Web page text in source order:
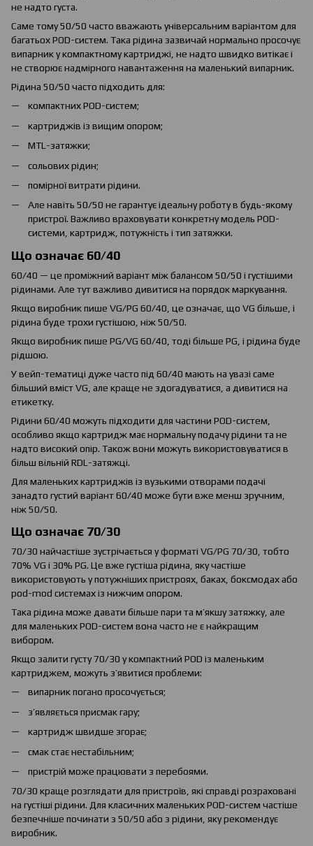
не надто густа.
Саме тому 50/50 часто вважають універсальним варіантом для
багатьох POD-систем. Така рідина зазвичай нормально просочує
випарник у компактному картриджі, не надто швидко витікає і
не створює надмірного навантаження на маленький випарник.
Рідина 50/50 часто підходить для:
компактних POD-систем;
картриджів із вищим опором;
MTL-затяжки;
сольових рідин;
помірної витрати рідини.
Але навіть 50/50 не гарантує ідеальну роботу в будь-якому
пристрої. Важливо враховувати конкретну модель POD-
системи, картридж, потужність і тип затяжки.
Що означає 60/40
60/40 — це проміжний варіант між балансом 50/50 і густішими
рідинами. Але тут важливо дивитися на порядок маркування.
Якщо виробник пише VG/PG 60/40, це означає, що VG більше, і
рідина буде трохи густішою, ніж 50/50.
Якщо виробник пише PG/VG 60/40, тоді більше PG, і рідина буде
рідшою.
У вейп-тематиці дуже часто під 60/40 мають на увазі саме
більший вміст VG, але краще не здогадуватися, а дивитися на
етикетку.
Рідини 60/40 можуть підходити для частини POD-систем,
особливо якщо картридж має нормальну подачу рідини та не
надто високий опір. Також вони можуть використовуватися в
більш вільній RDL-затяжці.
Для маленьких картриджів із вузькими отворами подачі
занадто густий варіант 60/40 може бути вже менш зручним,
ніж 50/50.
Що означає 70/30
70/30 найчастіше зустрічається у форматі VG/PG 70/30, тобто
70% VG і 30% PG. Це вже густіша рідина, яку частіше
використовують у потужніших пристроях, баках, боксмодах або
pod-mod системах із нижчим опором.
Така рідина може давати більше пари та м’якшу затяжку, але
для маленьких POD-систем вона часто не є найкращим
вибором.
Якщо залити густу 70/30 у компактний POD із маленьким
картриджем, можуть з’явитися проблеми:
випарник погано просочується;
з’являється присмак гару;
картридж швидше згорає;
смак стає нестабільним;
пристрій може працювати з перебоями.
70/30 краще розглядати для пристроїв, які справді розраховані
на густіші рідини. Для класичних маленьких POD-систем частіше
безпечніше починати з 50/50 або з рідини, яку рекомендує
виробник.